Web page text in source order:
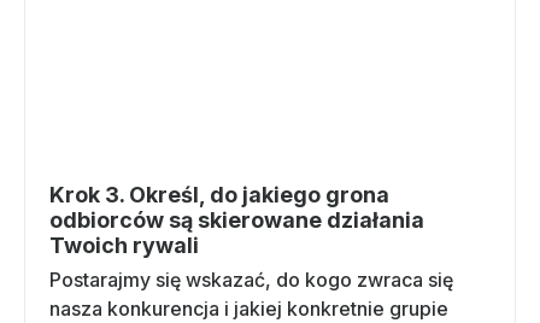
Krok 3. Określ, do jakiego grona
odbiorców są skierowane działania
Twoich rywali
Postarajmy się wskazać, do kogo zwraca się
nasza konkurencja i jakiej konkretnie grupie